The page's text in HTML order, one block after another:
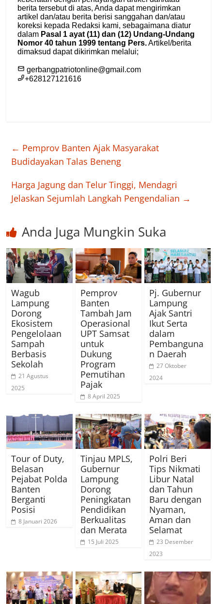
← Pemprov Banten Ajak Masyarakat
Budidayakan Talas Beneng
Harga Jagung dan Telur Tinggi, Mendagri
Jelaskan Sejumlah Langkah Pengendalian →
Anda Juga Mungkin Suka
Wagub
Lampung
Dorong
Ekosistem
Pengelolaan
Sampah
Berbasis
Sekolah
21 Agustus
2025
Pemprov
Banten
Tambah Jam
Operasional
UPT Samsat
untuk
Dukung
Program
Pemutihan
Pajak
8 April 2025
Pj. Gubernur
Lampung
Ajak Santri
Ikut Serta
dalam
Pembanguna
n Daerah
27 Oktober
2024
Tour of Duty,
Belasan
Pejabat Polda
Banten
Berganti
Posisi
8 Januari 2026
Tinjau MPLS,
Gubernur
Lampung
Dorong
Peningkatan
Pendidikan
Berkualitas
dan Merata
15 Juli 2025
Polri Beri
Tips Nikmati
Libur Natal
dan Tahun
Baru dengan
Nyaman,
Aman dan
Selamat
23 Desember
2023